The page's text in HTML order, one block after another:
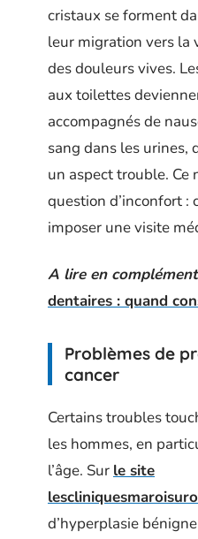
cristaux se forment
leur migration vers la
des douleurs vives.
aux toilettes
accompagnés de
sang dans les urines,
un aspect trouble. Ce
question d’inconfort :
imposer une visite
A lire en
dentaires : quand
Problèmes de
cancer
Certains troubles
les hommes, en
l’âge. Sur le site
d’hyperplasie